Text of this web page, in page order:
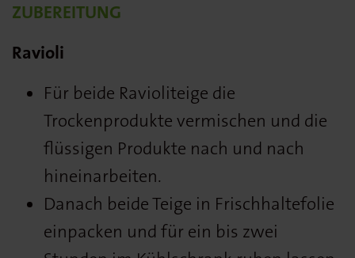
ZUBEREITUNG
Ravioli
Für beide Ravioliteige die
Trockenprodukte vermischen und die
flüssigen Produkte nach und nach
hineinarbeiten.
Danach beide Teige in Frischhaltefolie
einpacken und für ein bis zwei